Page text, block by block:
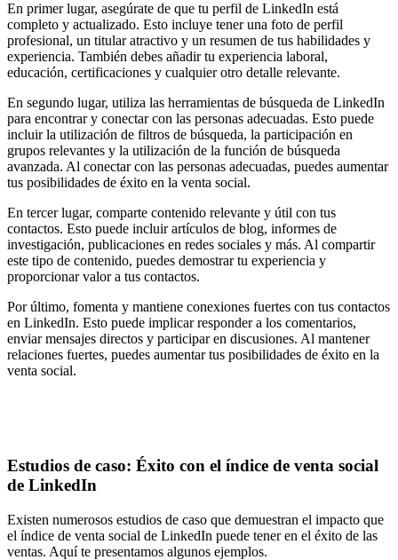
En primer lugar, asegúrate de que tu perfil de LinkedIn está
completo y actualizado. Esto incluye tener una foto de perfil
profesional, un titular atractivo y un resumen de tus habilidades y
experiencia. También debes añadir tu experiencia laboral,
educación, certificaciones y cualquier otro detalle relevante.
En segundo lugar, utiliza las herramientas de búsqueda de LinkedIn
para encontrar y conectar con las personas adecuadas. Esto puede
incluir la utilización de filtros de búsqueda, la participación en
grupos relevantes y la utilización de la función de búsqueda
avanzada. Al conectar con las personas adecuadas, puedes aumentar
tus posibilidades de éxito en la venta social.
En tercer lugar, comparte contenido relevante y útil con tus
contactos. Esto puede incluir artículos de blog, informes de
investigación, publicaciones en redes sociales y más. Al compartir
este tipo de contenido, puedes demostrar tu experiencia y
proporcionar valor a tus contactos.
Por último, fomenta y mantiene conexiones fuertes con tus contactos
en LinkedIn. Esto puede implicar responder a los comentarios,
enviar mensajes directos y participar en discusiones. Al mantener
relaciones fuertes, puedes aumentar tus posibilidades de éxito en la
venta social.
Estudios de caso: Éxito con el índice de venta social
de LinkedIn
Existen numerosos estudios de caso que demuestran el impacto que
el índice de venta social de LinkedIn puede tener en el éxito de las
ventas. Aquí te presentamos algunos ejemplos.